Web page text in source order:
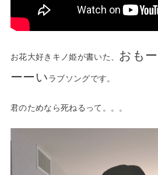
お花大好きキノ姫が書いた、 おも
ーーいラブソングです。
君のためなら死ねるって。。。